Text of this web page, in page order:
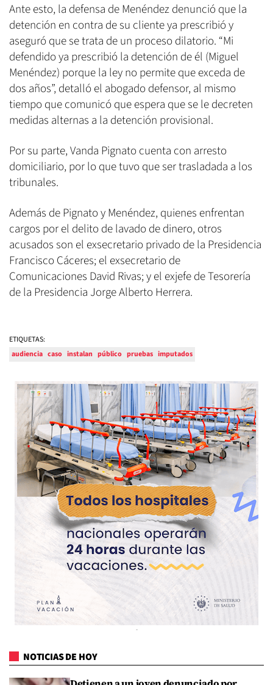
Ante esto, la defensa de Menéndez denunció que la
detención en contra de su cliente ya prescribió y
aseguró que se trata de un proceso dilatorio. “Mi
defendido ya prescribió la detención de él (Miguel
Menéndez) porque la ley no permite que exceda de
dos años”, detalló el abogado defensor, al mismo
tiempo que comunicó que espera que se le decreten
medidas alternas a la detención provisional.
Por su parte, Vanda Pignato cuenta con arresto
domiciliario, por lo que tuvo que ser trasladada a los
tribunales.
Además de Pignato y Menéndez, quienes enfrentan
cargos por el delito de lavado de dinero, otros
acusados son el exsecretario privado de la Presidencia
Francisco Cáceres; el exsecretario de
Comunicaciones David Rivas; y el exjefe de Tesorería
de la Presidencia Jorge Alberto Herrera.
ETIQUETAS:
audiencia caso instalan público pruebas imputados
NOTICIAS DE HOY